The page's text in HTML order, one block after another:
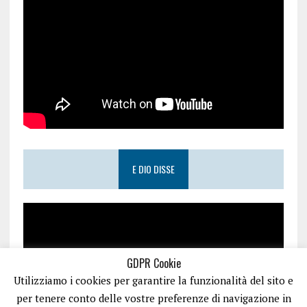
E DIO DISSE
GDPR Cookie
Utilizziamo i cookies per garantire la funzionalità del sito e
per tenere conto delle vostre preferenze di navigazione in